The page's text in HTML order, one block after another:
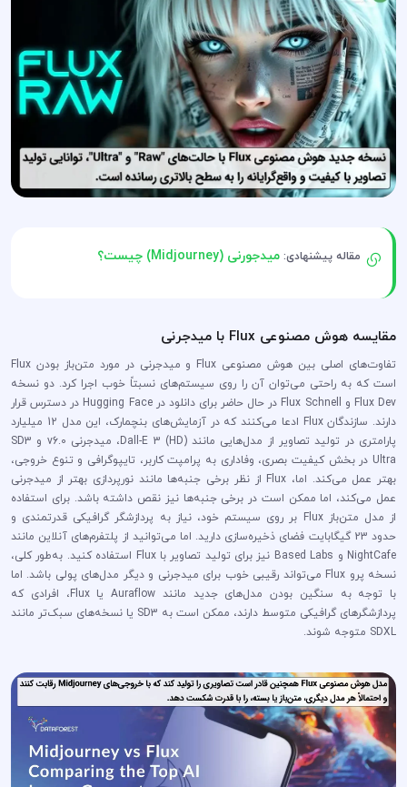
مقاله پیشنهادی:میدجورنی (Midjourney) چیست؟
مقایسه هوش مصنوعی Flux با میدجرنی
تفاوت‌های اصلی بین هوش مصنوعی Flux و میدجرنی در مورد متن‌باز بودن Flux
است که به راحتی می‌توان آن را روی سیستم‌های نسبتاً خوب اجرا کرد. دو نسخه
Flux Dev و Flux Schnell در حال حاضر برای دانلود در Hugging Face در دسترس قرار
دارند. سازندگان Flux ادعا می‌کنند که در آزمایش‌های بنچمارک، این مدل 12 میلیارد
پارامتری در تولید تصاویر از مدل‌هایی مانند Dall-E 3 (HD)، میدجرنی v6.0 و SD3
Ultra در بخش کیفیت بصری، وفاداری به پرامپت کاربر، تایپوگرافی و تنوع خروجی،
بهتر عمل می‌کند. اما، Flux از نظر برخی جنبه‌ها مانند نورپردازی بهتر از میدجرنی
عمل می‌کند، اما ممکن است در برخی جنبه‌ها نیز نقص داشته باشد. برای استفاده
از مدل متن‌باز Flux بر روی سیستم خود، نیاز به پردازشگر گرافیکی قدرتمندی و
حدود 23 گیگابایت فضای ذخیره‌سازی دارید. اما می‌توانید از پلتفرم‌های آنلاین مانند
NightCafe و Based Labs نیز برای تولید تصاویر با Flux استفاده کنید. به‌طور کلی،
نسخه پرو Flux می‌تواند رقیبی خوب برای میدجرنی و دیگر مدل‌های پولی باشد. اما
با توجه به سنگین بودن مدل‌های جدید مانند Auraflow یا Flux، افرادی که
پردازشگرهای گرافیکی متوسط دارند، ممکن است به SD3 یا نسخه‌های سبک‌تر مانند
SDXL متوجه شوند.